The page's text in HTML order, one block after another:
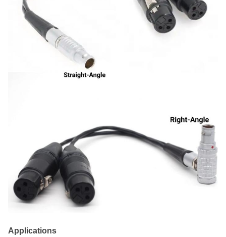
Applications